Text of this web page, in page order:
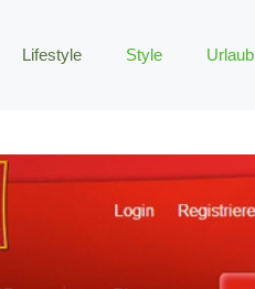
Lifestyle Style Urlaub